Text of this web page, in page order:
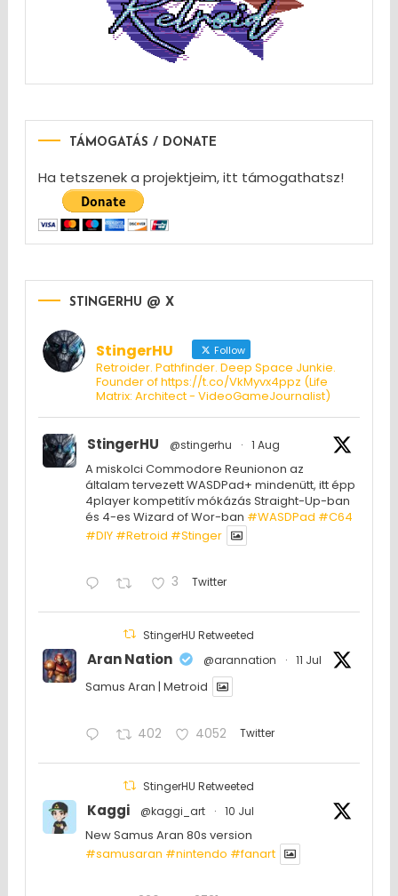
TÁMOGATÁS / DONATE
Ha tetszenek a projektjeim, itt támogathatsz!
STINGERHU @ X
StingerHU Follow
Retroider. Pathfinder. Deep Space Junkie.
Founder of https://t.co/VkMyvx4ppz (Life
Matrix: Architect - VideoGameJournalist)
StingerHU @stingerhu · 1 Aug
A miskolci Commodore Reunionon az
általam tervezett WASDPad+ mindenütt, itt épp
4player kompetitív mókázás Straight-Up-ban
és 4-es Wizard of Wor-ban #WASDPad #C64
#DIY #Retroid #Stinger
3 Twitter
StingerHU Retweeted
Aran Nation @arannation · 11 Jul
Samus Aran | Metroid
402 4052 Twitter
StingerHU Retweeted
Kaggi @kaggi_art · 10 Jul
New Samus Aran 80s version
#samusaran #nintendo #fanartㅤㅤㅤㅤ